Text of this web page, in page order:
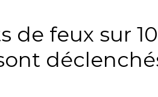
de feux sur